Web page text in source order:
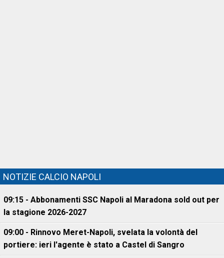
NOTIZIE CALCIO NAPOLI
09:15 - Abbonamenti SSC Napoli al Maradona sold out per
la stagione 2026-2027
09:00 - Rinnovo Meret-Napoli, svelata la volontà del
portiere: ieri l'agente è stato a Castel di Sangro